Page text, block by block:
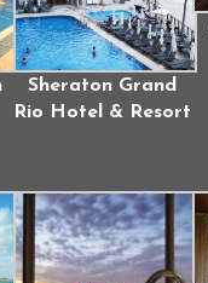
Sheraton Grand
Rio Hotel & Resort